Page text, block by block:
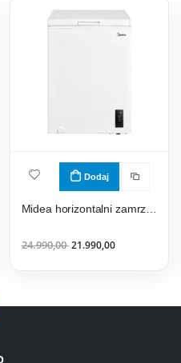
Dodaj
24.990,0021.990,00